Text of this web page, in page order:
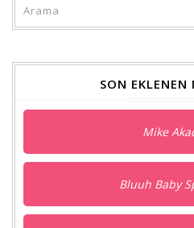
SON EKLENEN
Mike
Bluuh Baby